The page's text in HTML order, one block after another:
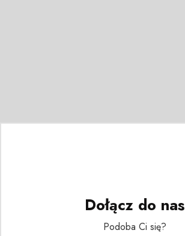
Dołącz do nas
Podoba Ci się?